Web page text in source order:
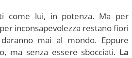
come lui, in potenza. Ma per
inconsapevolezza restano fiori
mai al mondo. Eppure
ma senza essere sbocciati. La